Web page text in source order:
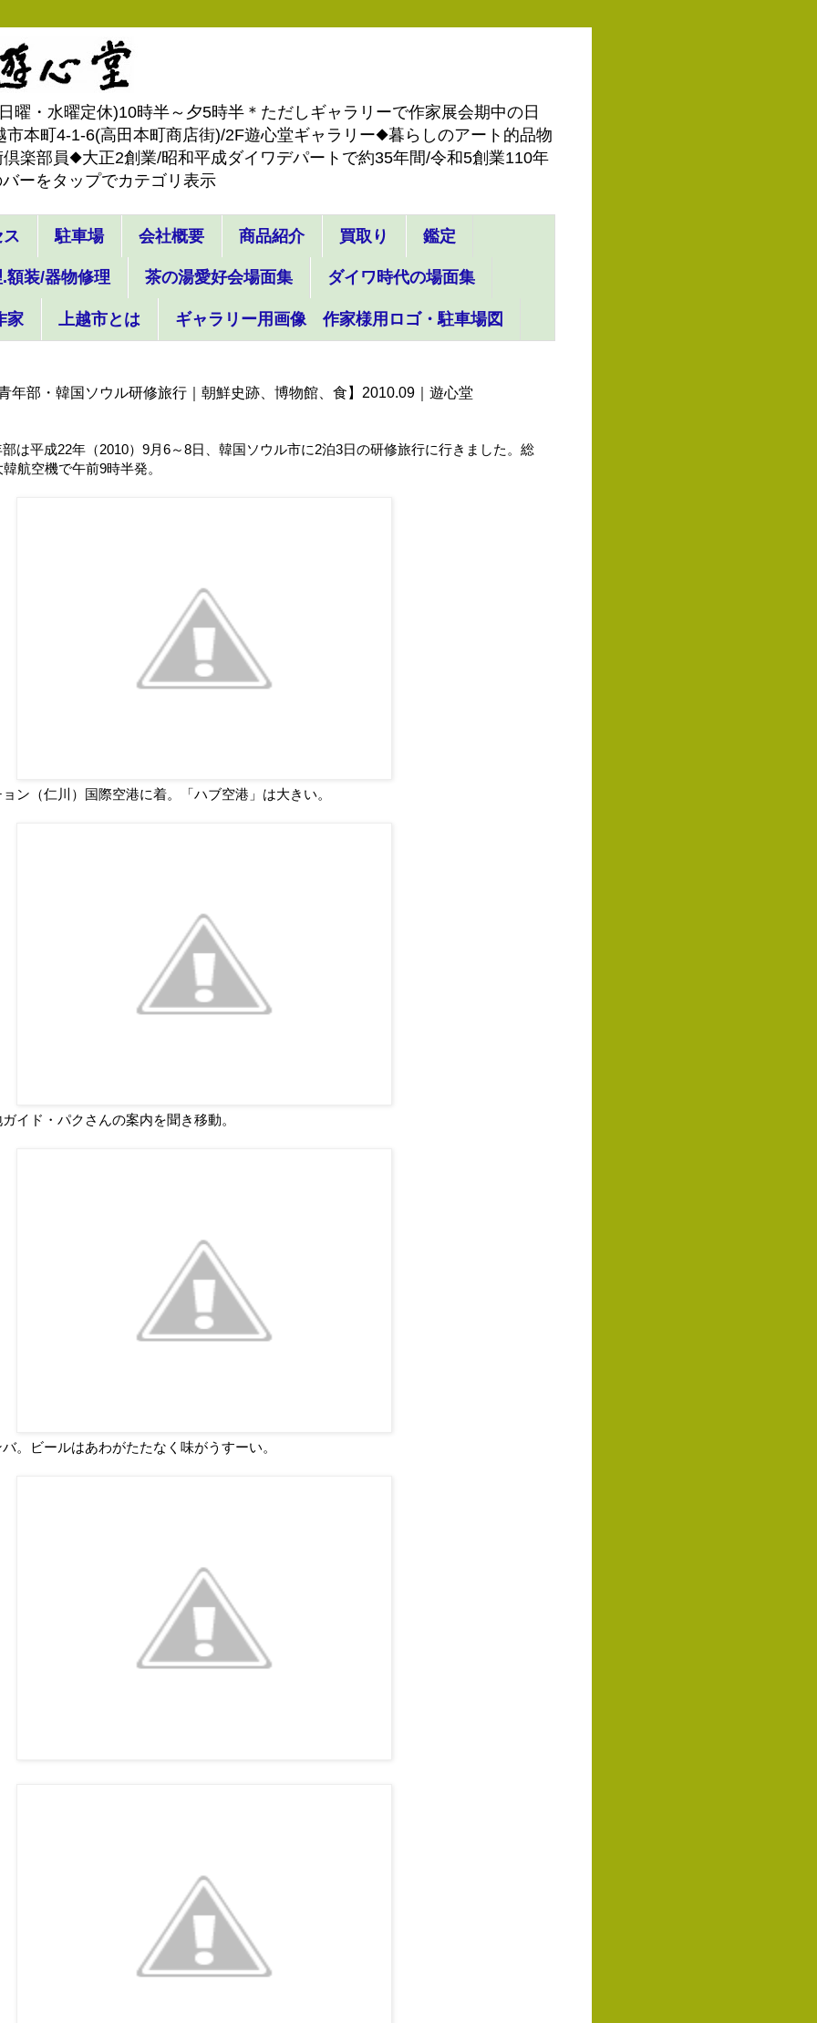
曜・水曜定休)10時半～夕5時半＊ただしギャラリーで作家展会期中の日
市本町4-1-6(高田本町商店街)/2F遊心堂ギャラリー◆暮らしのアート的品物
楽部員◆大正2創業/昭和平成ダイワデパートで約35年間/令和5創業110年
ーをタップでカテゴリ表示
ス 駐車場 会社概要 商品紹介 買取り 鑑定
額装/器物修理 茶の湯愛好会場面集 ダイワ時代の場面集
家 上越市とは ギャラリー用画像 作家様用ロゴ・駐車場図
年部・韓国ソウル研修旅行｜朝鮮史跡、博物館、食】2010.09｜遊心堂
は平成22年（2010）9月6～8日、韓国ソウル市に2泊3日の研修旅行に行きました。総
韓航空機で午前9時半発。
ン（仁川）国際空港に着。「ハブ空港」は大きい。
イド・パクさんの案内を聞き移動。
。ビールはあわがたたなく味がうすーい。